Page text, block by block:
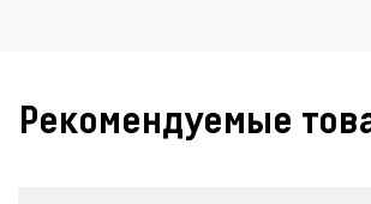
Рекомендуемые